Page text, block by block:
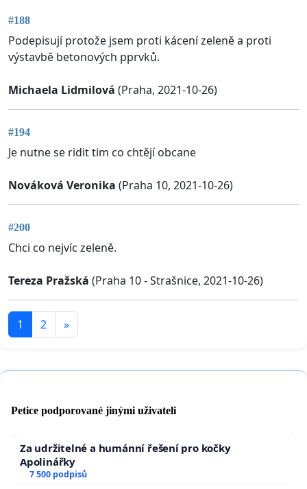
#188
Podepisují protože jsem proti kácení zeleně a proti
výstavbě betonových pprvků.
Michaela Lidmilová (Praha, 2021-10-26)
#194
Je nutne se ridit tim co chtějí obcane
Nováková Veronika (Praha 10, 2021-10-26)
#200
Chci co nejvíc zeleně.
Tereza Pražská (Praha 10 - Strašnice, 2021-10-26)
1 2 »
Petice podporované jinými uživateli
Za udržitelné a humánní řešení pro kočky
Apolinářky
7 500 podpisů